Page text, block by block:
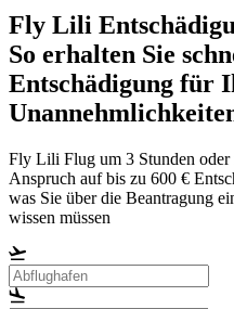
Fly Lili
So erhalten Sie
Entschädigung für
Fly Lili Flug um 3 Stunden oder
Anspruch auf bis zu 600 €
was Sie über die Beantragung
wissen müssen